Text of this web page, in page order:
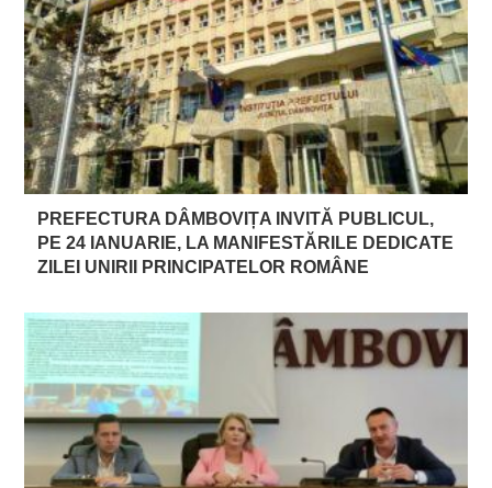
PREFECTURA DÂMBOVIȚA INVITĂ PUBLICUL,
PE 24 IANUARIE, LA MANIFESTĂRILE DEDICATE
ZILEI UNIRII PRINCIPATELOR ROMÂNE